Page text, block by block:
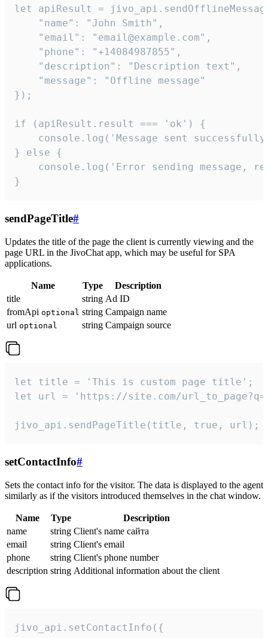
let apiResult =
    "name": "John Smith",
    "email": "email@example.com",
    "phone": "+14084987855",
    "description": "Description text",
    "message": "Offline message"
});
if (apiResult.result === 'ok') {
console.log('Message sent
} else {
console.log('Error sending message,
}
sendPageTitle#
Updates the title of the page the client is currently viewing and the
page URL in the JivoChat app, which may be useful for SPA
applications.
Name Type
Description
title
string Ad ID
fromApi optional string Campaign name
url optional string Campaign source
let title = 'This is custom page title';
let url = 'https://site.com/
jivo_api.sendPageTitle(title, true, url);
setContactInfo#
Sets the contact info for the visitor. The data is displayed to the agent
similarly as if the visitors introduced themselves in the chat window.
Name Type
Description
name
string Client's name сайта
email
string Client's email
phone
string Client's phone number
description string Additional information about the client
jivo_api.setContactInfo({